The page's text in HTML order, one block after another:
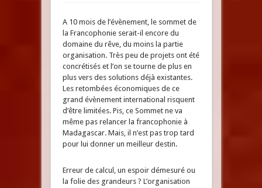
A 10 mois de l’évènement, le sommet de
la Francophonie serait-il encore du
domaine du rêve, du moins la partie
organisation. Très peu de projets ont été
concrétisés et l’on se tourne de plus en
plus vers des solutions déjà existantes.
Les retombées économiques de ce
grand évènement international risquent
d’être limitées. Pis, ce Sommet ne va
même pas relancer la francophonie à
Madagascar. Mais, il n’est pas trop tard
pour lui donner un meilleur destin.
Erreur de calcul, un espoir démesuré ou
la folie des grandeurs ? L’organisation